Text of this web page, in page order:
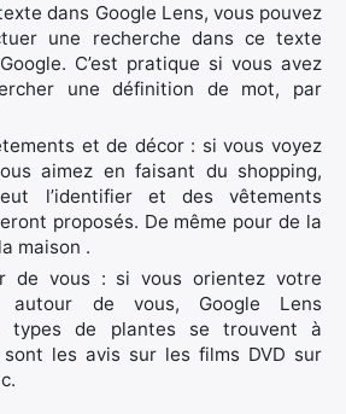
dans Google Lens, vous pouvez
une recherche dans ce texte
C’est pratique si vous avez
une définition de mot, par
et de décor : si vous voyez
aimez en faisant du shopping,
l’identifier et des vêtements
proposés. De même pour de la
maison .
de vous : si vous orientez votre
autour de vous, Google Lens
types de plantes se trouvent à
les avis sur les films DVD sur